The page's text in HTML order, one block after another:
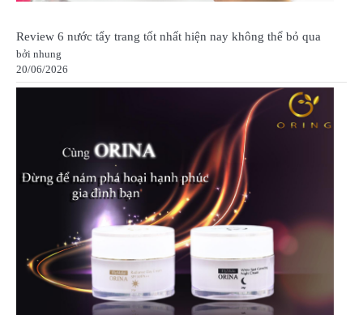
Review 6 nước tẩy trang tốt nhất hiện nay không thể bỏ qua
bởi nhung
20/06/2026